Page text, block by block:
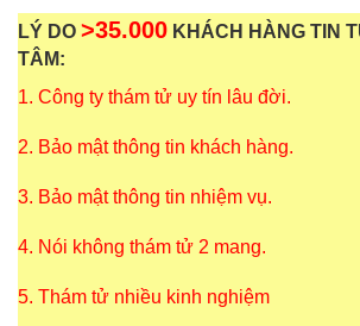
LÝ DO >35.000 KHÁCH HÀNG TIN
TÂM:
1. Công ty thám tử uy tín lâu đời.
2. Bảo mật thông tin khách hàng.
3. Bảo mật thông tin nhiệm vụ.
4. Nói không thám tử 2 mang.
5. Thám tử nhiều kinh nghiệm